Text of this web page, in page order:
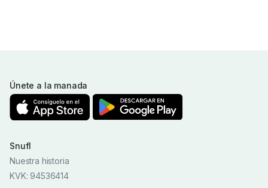
Únete a la manada
Snufl
Nuestra historia
KVK: 94536414